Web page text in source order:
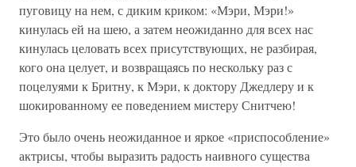
пуговицу на нем, с диким криком: «Мэри, Мэри!»
кинулась ей на шею, а затем неожиданно для всех нас
кинулась целовать всех присутствующих, не разбирая,
кого она целует, и возвращаясь по нескольку раз с
поцелуями к Бритну, к Мэри, к доктору Джедлеру и к
шокированному ее поведением мистеру Снитчею!
Это было очень неожиданное и яркое «приспособление»
актрисы, чтобы выразить радость наивного существа